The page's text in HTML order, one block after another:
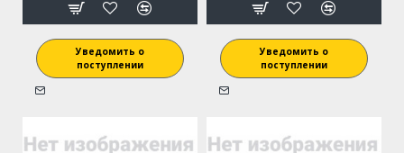
Уведомить о
поступлении
Уведомить о
поступлении